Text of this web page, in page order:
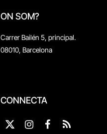
ON SOM?
Carrer Bailén 5, principal.
08010, Barcelona
CONNECTA
X
InstagramFacebook
RSS